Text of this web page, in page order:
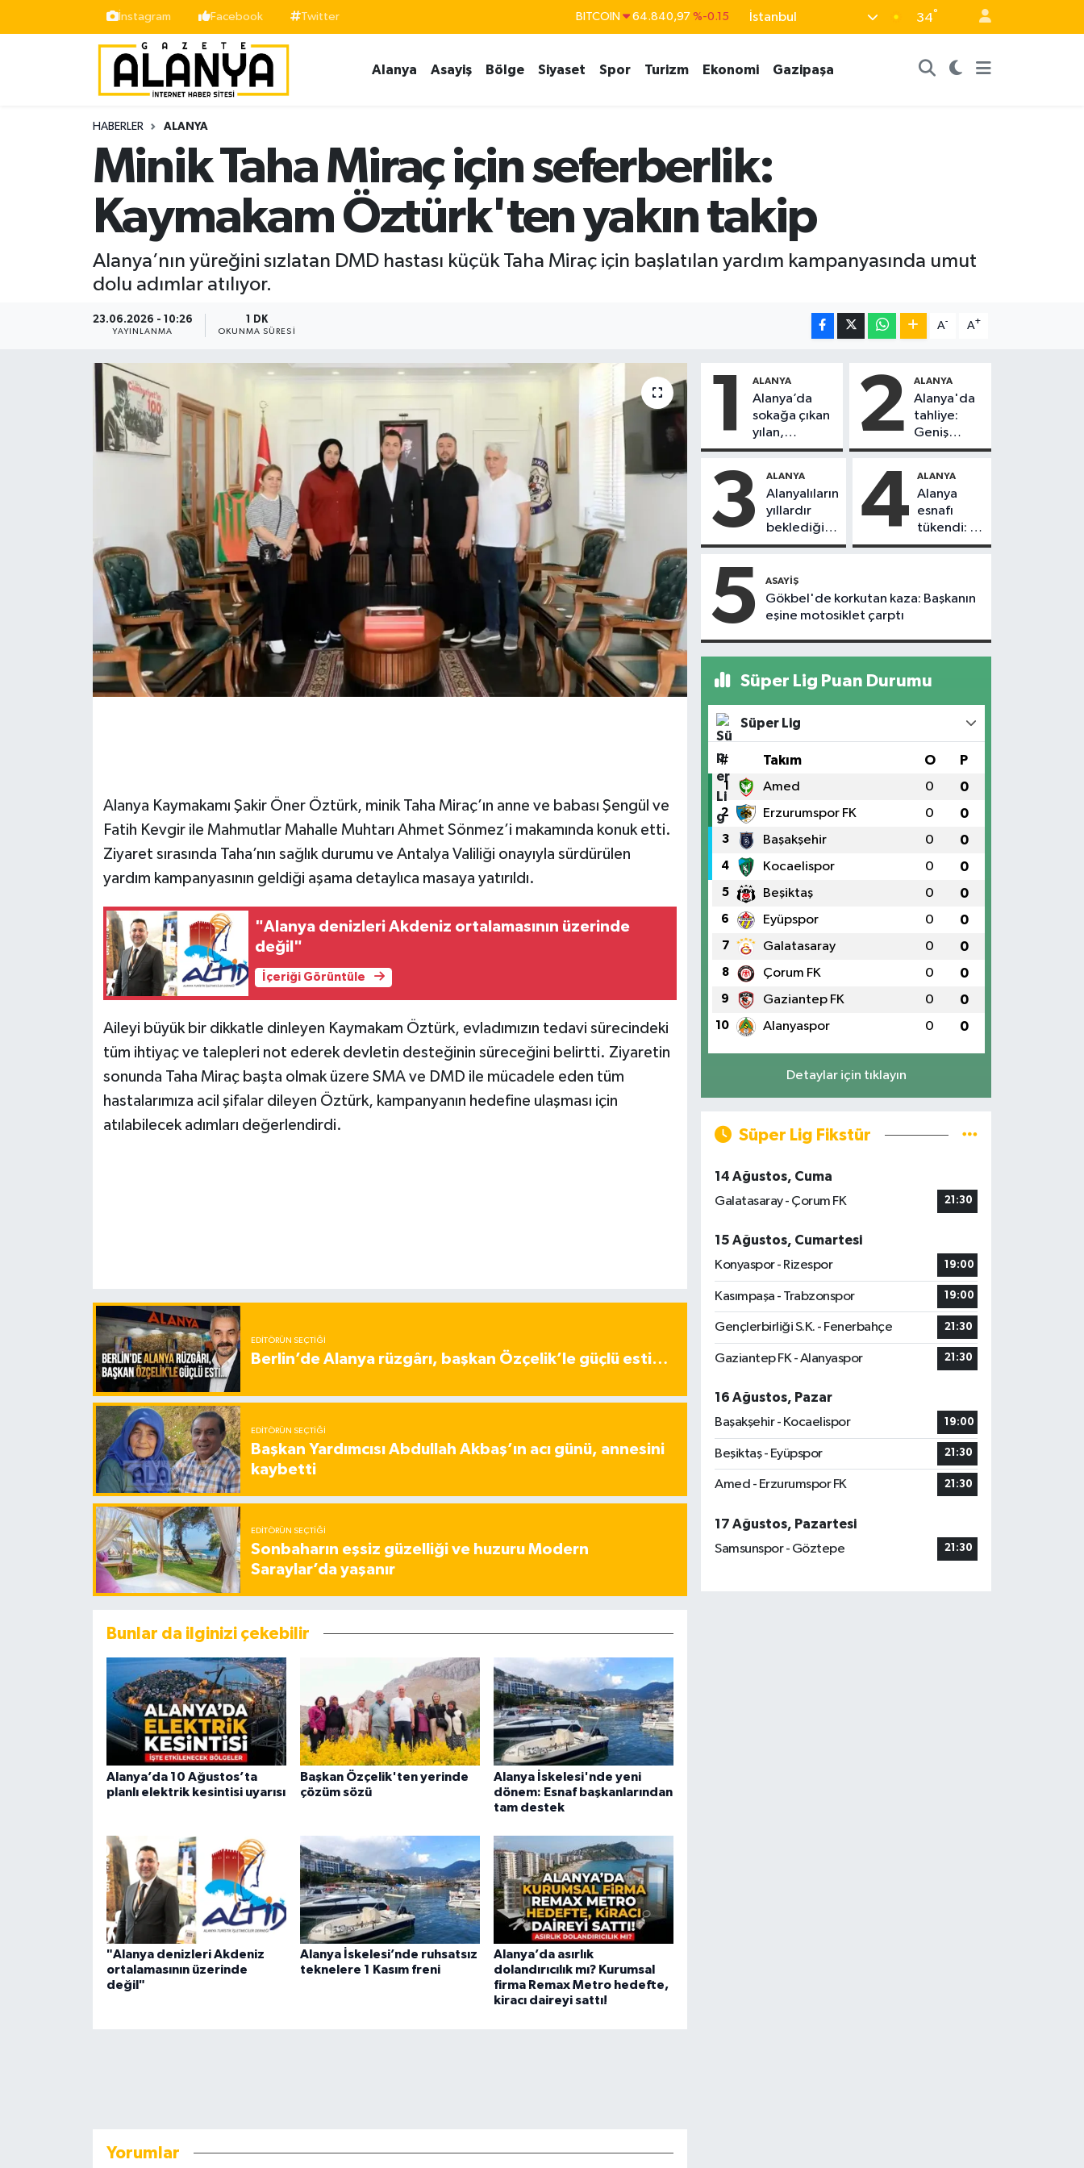
İnstagram Facebook Twitter BITCOIN 64.840,97 %-0.15
EURO 55,2510 %0.32
BİST100 13.779 %-14
İstanbul 34°
Alanya Asayiş Bölge Siyaset Spor Turizm Ekonomi Gazipaşa
HABERLER ALANYA
Minik Taha Miraç için seferberlik:
Kaymakam Öztürk'ten yakın takip
Alanya’nın yüreğini sızlatan DMD hastası küçük Taha Miraç için başlatılan yardım kampanyasında umut
dolu adımlar atılıyor.
23.06.2026 - 10:26
YAYINLANMA
1 DK
OKUNMA SÜRESI
A- A+
Alanya Kaymakamı Şakir Öner Öztürk, minik Taha Miraç’ın anne ve babası Şengül ve
Fatih Kevgir ile Mahmutlar Mahalle Muhtarı Ahmet Sönmez’i makamında konuk etti.
Ziyaret sırasında Taha’nın sağlık durumu ve Antalya Valiliği onayıyla sürdürülen
yardım kampanyasının geldiği aşama detaylıca masaya yatırıldı.
"Alanya denizleri Akdeniz ortalamasının üzerinde
değil"
İçeriği Görüntüle
Aileyi büyük bir dikkatle dinleyen Kaymakam Öztürk, evladımızın tedavi sürecindeki
tüm ihtiyaç ve talepleri not ederek devletin desteğinin süreceğini belirtti. Ziyaretin
sonunda Taha Miraç başta olmak üzere SMA ve DMD ile mücadele eden tüm
hastalarımıza acil şifalar dileyen Öztürk, kampanyanın hedefine ulaşması için
atılabilecek adımları değerlendirdi.
EDITÖRÜN SEÇTIĞI
Berlin’de Alanya rüzgârı, başkan Özçelik’le güçlü esti…
EDITÖRÜN SEÇTIĞI
Başkan Yardımcısı Abdullah Akbaş’ın acı günü, annesini
kaybetti
EDITÖRÜN SEÇTIĞI
Sonbaharın eşsiz güzelliği ve huzuru Modern
Saraylar’da yaşanır
Bunlar da ilginizi çekebilir
Alanya’da 10 Ağustos’ta
planlı elektrik kesintisi uyarısı
Başkan Özçelik'ten yerinde
çözüm sözü
Alanya İskelesi'nde yeni
dönem: Esnaf başkanlarından
tam destek
"Alanya denizleri Akdeniz
ortalamasının üzerinde
değil"
Alanya İskelesi’nde ruhsatsız
teknelere 1 Kasım freni
Alanya’da asırlık
dolandırıcılık mı? Kurumsal
firma Remax Metro hedefte,
kiracı daireyi sattı!
Yorumlar
1 ALANYA
Alanya’da
sokağa çıkan
yılan,
vatandaşı
2 ALANYA
Alanya'da
tahliye:
Geniş
güvenlik
alındı
3 ALANYA
Alanyalıların
yıllardır
beklediği
yol askıdan
4 ALANYA
Alanya
esnafı
tükendi: 1
ayda 150
5 ASAYIŞ
Gökbel'de korkutan kaza: Başkanın
eşine motosiklet çarptı
Süper Lig Puan Durumu
Süper Lig
# Takım O P
1 Amed 0 0
2 Erzurumspor FK 0 0
3 Başakşehir 0 0
4 Kocaelispor 0 0
5 Beşiktaş 0 0
6 Eyüpspor 0 0
7 Galatasaray 0 0
8 Çorum FK 0 0
9 Gaziantep FK 0 0
10 Alanyaspor 0 0
Detaylar için tıklayın
Süper Lig Fikstür
14 Ağustos, Cuma
Galatasaray - Çorum FK
21:30
15 Ağustos, Cumartesi
Konyaspor - Rizespor
19:00
Kasımpaşa - Trabzonspor 19:00
Gençlerbirliği S.K. - Fenerbahçe 21:30
Gaziantep FK - Alanyaspor 21:30
16 Ağustos, Pazar
Başakşehir - Kocaelispor
19:00
Beşiktaş - Eyüpspor 21:30
Amed - Erzurumspor FK 21:30
17 Ağustos, Pazartesi
Samsunspor - Göztepe
21:30
İstanbul Nöbetçi Eczaneler
İstanbul Hava Durumu
Süper Lig Puan Durumu ve Fikstür
Tüm Manşetler
Son Dakika Haberleri